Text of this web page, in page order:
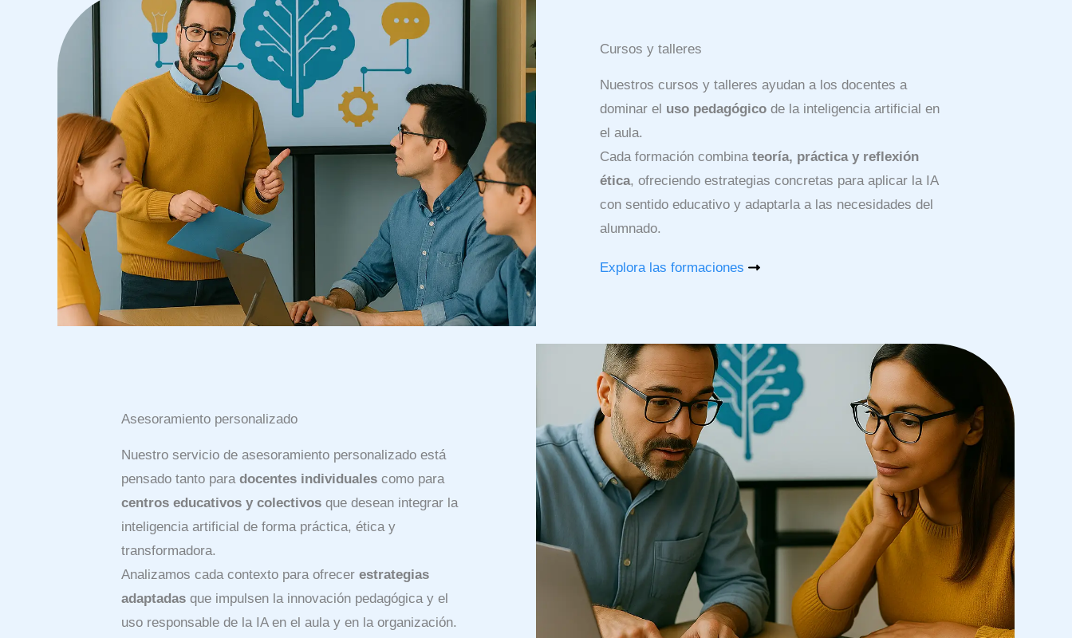
Cursos y talleres
Nuestros cursos y talleres ayudan a los docentes a
dominar el uso pedagógico de la inteligencia artificial en
el aula.
Cada formación combina teoría, práctica y reflexión
ética, ofreciendo estrategias concretas para aplicar la IA
con sentido educativo y adaptarla a las necesidades del
alumnado.
Explora las formaciones
Asesoramiento personalizado
Nuestro servicio de asesoramiento personalizado está
pensado tanto para docentes individuales como para
centros educativos y colectivos que desean integrar la
inteligencia artificial de forma práctica, ética y
transformadora.
Analizamos cada contexto para ofrecer estrategias
adaptadas que impulsen la innovación pedagógica y el
uso responsable de la IA en el aula y en la organización.